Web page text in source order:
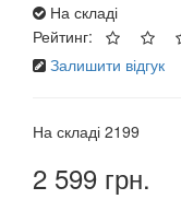
На складі
Рейтинг:
Залишити відгук
На складі 2199
2 599 грн.